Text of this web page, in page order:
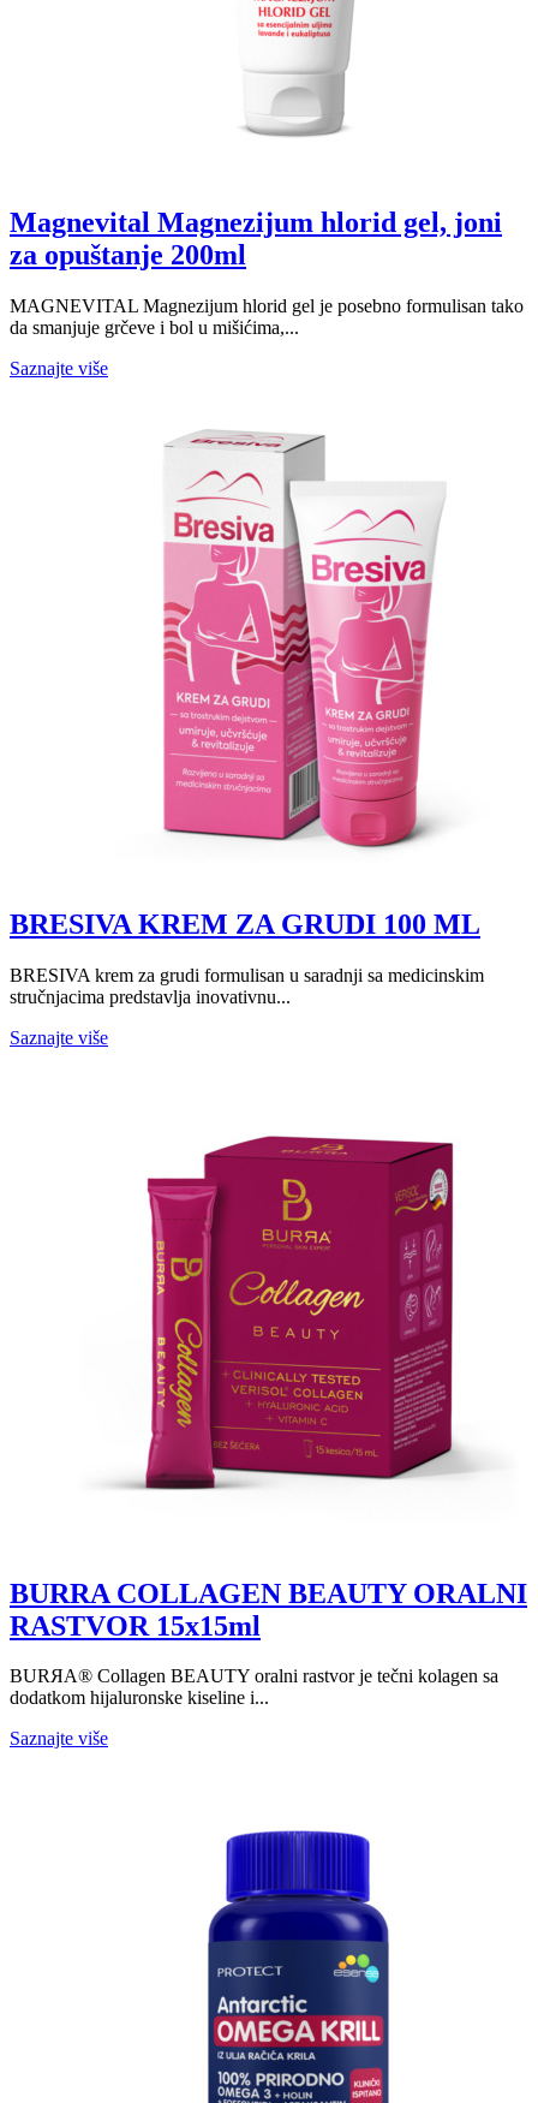
Magnevital Magnezijum hlorid gel, joni
za opuštanje 200ml
MAGNEVITAL Magnezijum hlorid gel je posebno formulisan tako
da smanjuje grčeve i bol u mišićima,...
Saznajte više
BRESIVA KREM ZA GRUDI 100 ML
BRESIVA krem za grudi formulisan u saradnji sa medicinskim
stručnjacima predstavlja inovativnu...
Saznajte više
BURRA COLLAGEN BEAUTY ORALNI
RASTVOR 15x15ml
BURЯA® Collagen BEAUTY oralni rastvor je tečni kolagen sa
dodatkom hijaluronske kiseline i...
Saznajte više